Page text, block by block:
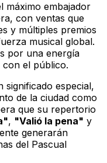
máximo embajador
con ventas que
y múltiples premios
musical global.
por una energía
el público.
significado especial,
de la ciudad como
que su repertorio
, "Valió la pena" y
generarán
del Pascual